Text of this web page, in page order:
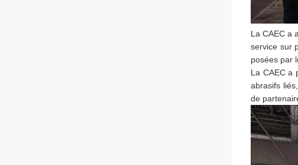
La CAEC a
service sur
posées par
La CAEC a
abrasifs
de